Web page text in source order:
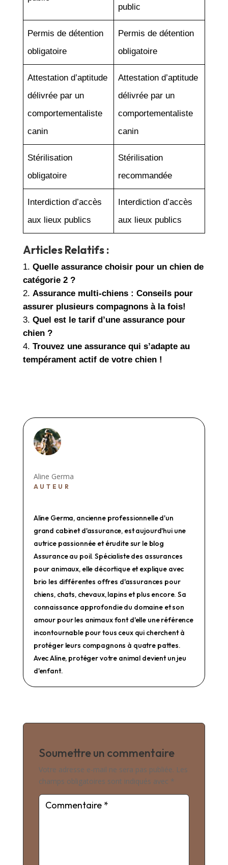
public
Permis de détention
obligatoire
Permis de détention
obligatoire
Attestation d’aptitude
délivrée par un
comportementaliste
canin
Attestation d’aptitude
délivrée par un
comportementaliste
canin
Stérilisation
obligatoire
Stérilisation
recommandée
Interdiction d’accès
aux lieux publics
Interdiction d’accès
aux lieux publics
Articles Relatifs :
Quelle assurance choisir pour un chien de
catégorie 2 ?
Assurance multi-chiens : Conseils pour
assurer plusieurs compagnons à la fois!
Quel est le tarif d’une assurance pour
chien ?
Trouvez une assurance qui s’adapte au
tempérament actif de votre chien !
Aline Germa
AUTEUR
Aline Germa, ancienne professionnelle d'un
grand cabinet d'assurance, est aujourd'hui une
autrice passionnée et érudite sur le blog
Assurance au poil. Spécialiste des assurances
pour animaux, elle décortique et explique avec
brio les différentes offres d'assurances pour
chiens, chats, chevaux, lapins et plus encore. Sa
connaissance approfondie du domaine et son
amour pour les animaux font d'elle une référence
incontournable pour tous ceux qui cherchent à
protéger leurs compagnons à quatre pattes.
Avec Aline, protéger votre animal devient un jeu
d'enfant.
Soumettre un commentaire
Votre adresse e-mail ne sera pas publiée. Les
champs obligatoires sont indiqués avec *